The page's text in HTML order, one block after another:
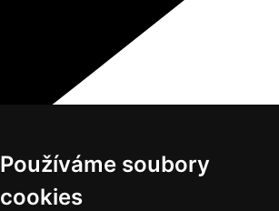
Používáme soubory
cookies